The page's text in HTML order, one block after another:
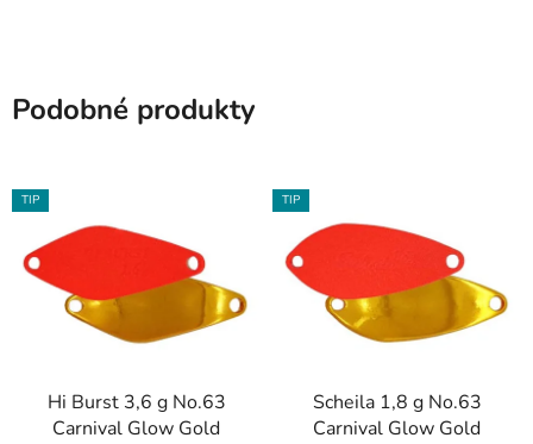
Podobné produkty
TIP
Hi Burst 3,6 g No.63
Carnival Glow Gold
TIP
Scheila 1,8 g No.63
Carnival Glow Gold